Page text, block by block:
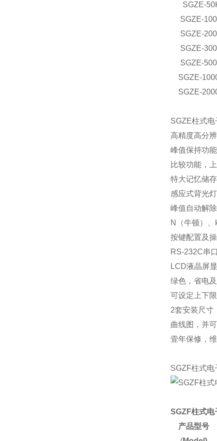
SGZE-
SGZE-
SGZE-
SGZE-
SGZE-
SGZE-
SGZE-
SGZE柱式
高精度高分
峰值保持功
比较功能，
特大记忆储
感应式背光
峰值自动解
N（牛顿）
按键配置及
RS-232C串
LCD液晶屏
绿色，省电
可设定上下
2套安装尺寸
曲线图，并
壹年保修，
SGZF柱式电
SGZF柱式电
产品型号